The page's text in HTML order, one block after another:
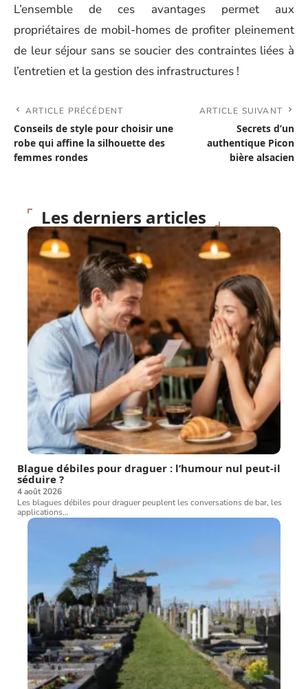
L’ensemble de ces avantages permet aux
propriétaires de mobil-homes de profiter pleinement
de leur séjour sans se soucier des contraintes liées à
l’entretien et la gestion des infrastructures !
ARTICLE PRÉCÉDENT
Conseils de style pour choisir une
robe qui affine la silhouette des
femmes rondes
ARTICLE SUIVANT
Secrets d’un
authentique Picon
bière alsacien
Les derniers articles
Blague débiles pour draguer : l’humour nul peut-il
séduire ?
4 août 2026
Les blagues débiles pour draguer peuplent les conversations de bar, les
applications…